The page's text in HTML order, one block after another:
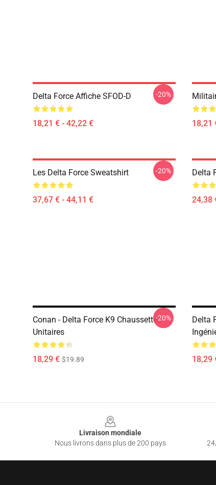
Delta Force Affiche SFOD-D
18,21 € - 42,22 €
-20%
18,21
Les Delta Force Sweatshirt
37,67 € - 44,11 €
-20% Delta
24,38
Conan - Delta Force K9 Chaussettes
Unitaires
18,29 € $19.89
-20%
Delta
18,29
Livraison mondiale
Nous livrons dans plus de 200 pays